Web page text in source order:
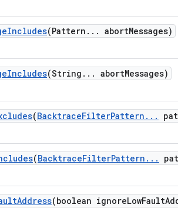
Includes(Pattern . . . abortMessages)
Includes(String . . . abortMessages)
(BacktraceFilterPattern . . .
(BacktraceFilterPattern . . .
Address(boolean ignoreLowFault